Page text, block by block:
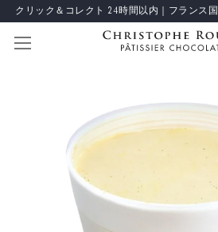
クリック＆コレクト 24時間以内｜フランス